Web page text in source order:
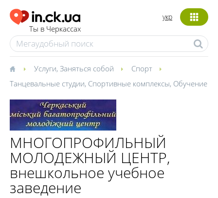
Ты в Черкассах
укр
Услуги, Заняться собой
Спорт
Танцевальные студии, Спортивные комплексы, Обучение
МНОГОПРОФИЛЬНЫЙ
МОЛОДЕЖНЫЙ ЦЕНТР,
внешкольное учебное
заведение